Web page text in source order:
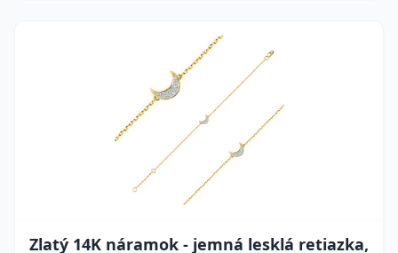
Zlatý 14K náramok - jemná lesklá retiazka,